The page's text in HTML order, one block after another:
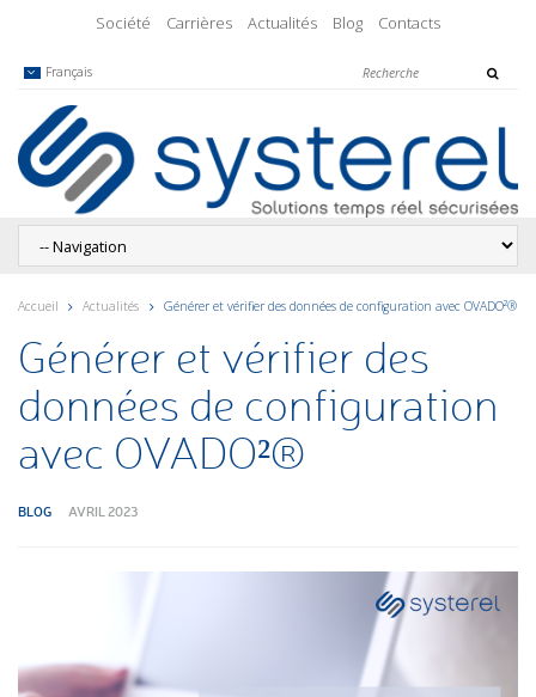
Société Carrières Actualités Blog Contacts
Français
Accueil Actualités Générer et vérifier des données de configuration avec OVADO²®
Générer et vérifier des
données de configuration
avec OVADO²®
BLOG AVRIL 2023